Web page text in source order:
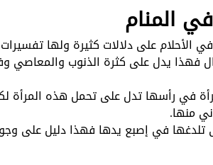
المنام
الأحلام على دلالات كثيرة ولها
فهذا يدل على كثرة الذنوب والمعاصي
في رأسها تدل على تحمل هذه المرأة
منها.
تلدغها في إصبع يدها فهذا دليل على